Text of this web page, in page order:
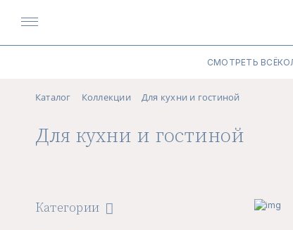
СМОТРЕТЬ ВСЁ
Каталог Коллекции Для кухни и гостиной
Для кухни и гостиной
Категории